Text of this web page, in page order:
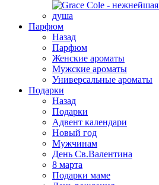
Парфюм
Назад
Парфюм
Женские ароматы
Мужские ароматы
Универсальные ароматы
Подарки
Назад
Подарки
Адвент календари
Новый год
Мужчинам
День Св.Валентина
8 марта
Подарки маме